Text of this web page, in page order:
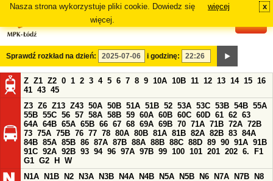
Nasza strona wykorzystuje pliki cookie. Dowiedz się
więcej.
więcej x
Sprawdź rozkład na dzień: i godzinę:
Z Z1 Z2 0 1 2 3 4 5 6 7 8 9 10A 10B 11 12 13 14 15 16
41 43 45
Z3 Z6 Z13 Z43 50A 50B 51A 51B 52 53A 53C 53B 54B 55A
55B 55C 56 57 58A 58B 59 60A 60B 60C 60D 61 62 63
64A 64B 65A 65B 66 67 68 69A 69B 70 71A 71B 72A 72B
73 75A 75B 76 77 78 80A 80B 81A 81B 82A 82B 83 84A
84B 85A 85B 86 87A 87B 88A 88B 88C 88D 89 90 91A 91B
91C 92A 92B 93 94 96 97A 97B 99 100 101 201 202 6.
F1
G1 G2 H
W
N1A
N1B N2 N3A N3B N4A N4B N5A N5B N6 N7A N7B
N8